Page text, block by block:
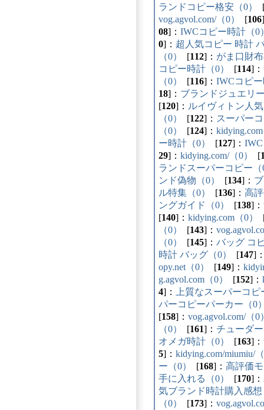
ランドコピー格安（0）
vog.agvol.com/（0）
[106
08]： IWCコピー時計（0
0]： 超人気コピー 時計
（0）
[112]： がま口財
コピー時計（0）
[114]：
（0）
[116]： IWCコピ
18]： ブランドジュエリ
[120]： ルイヴィトン人
（0）
[122]： スーパー
（0）
[124]：
ー時計（0）
[127]：
29]： kidying.com/（0） [
ランドスーパーコピー（
ンド偽物（0）
[134]：
ル特集（0）
[136]： 高
ングガイド（0）
[138]：
[140]： kidying.com（0）
（0）
[143]：
（0）
[145]： バッグ コ
時計 バッグ（0）
[147]
opy.net（0）
[149]：
g.agvol.com（0）
[152]：
4]：
上質なスーパーコ
パーコピーパーカー（0
[158]： vog.agvol.com/（0
（0）
[161]： チューダ
オメガ時計（0）
[163]：
5]： kidying.com/miumiu/
ー（0）
[168]： 高評価
手に入れる（0）
[170]：
気ブランド時計購入感想
（0）
[173]：